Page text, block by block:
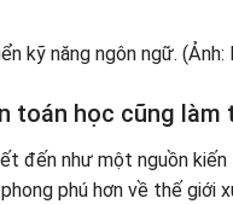
toán học cũng
đến như một nguồn
phú hơn về thế giới